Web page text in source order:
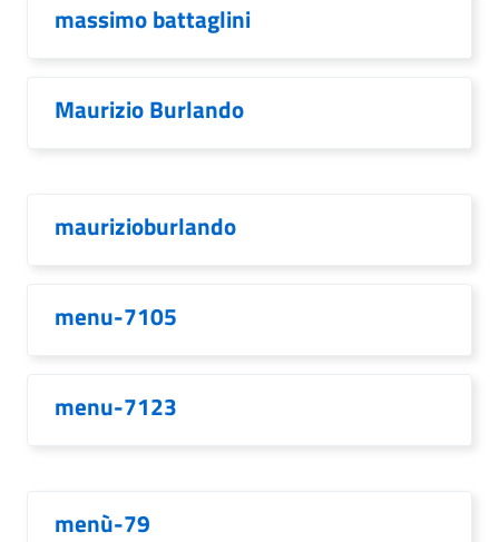
massimo battaglini
Maurizio Burlando
maurizioburlando
menu-7105
menu-7123
menù-79